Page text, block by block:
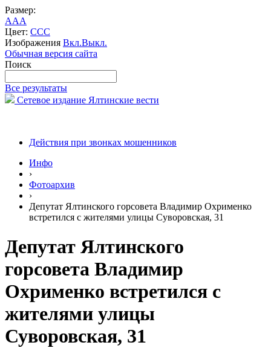
Размер:
AAA
Цвет: CCC
Изображения Вкл.Выкл.
Обычная версия сайта
Поиск
Все результаты
Сетевое издание Ялтинские вести
Действия при звонках мошенников
Инфо
›
Фотоархив
›
Депутат Ялтинского горсовета Владимир Охрименко
встретился с жителями улицы Суворовская, 31
Депутат Ялтинского
горсовета Владимир
Охрименко встретился с
жителями улицы
Суворовская, 31